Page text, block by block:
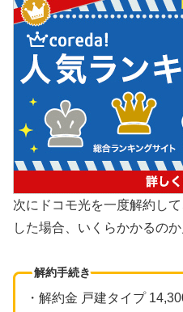
次にドコモ光を一度解約し
した場合、いくらかかるのか
解約手続き
・解約金 戸建タイプ